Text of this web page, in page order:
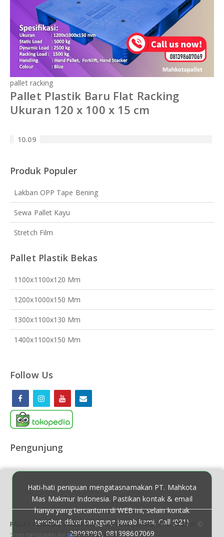
pallet racking
Pallet Plastik Baru Flat Racking
Ukuran 120 x 100 x 15 cm
10.09
Produk Populer
Lakban OPP Tape Bening
Sewa Pallet Kayu
Stretch Film
Pallet Plastik Bekas
1100x1100x120 Mm
1200x1000x150 Mm
1300x1100x130 Mm
1400x1100x150 Mm
Hati-hati penipuan mengatasnamakan PT. Mahkota
Mas Makmur Indonesia. Pastikan kontak & email
hanya yang tercantum di WEB ini, selain kontak
tersebut diluar tanggung jawab kami, Call (021)
29093990, 081398607069
Follow Us
Pengunjung
PALLET PLASTIK | PALLET PLASTIK BEKAS | HARGA PALLET 2026
©